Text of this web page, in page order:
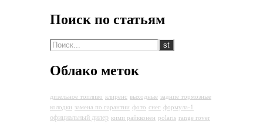
Поиск по статьям
Облако меток
дизельное топливо клиренс выходные задние тормозные
колодки замена по гарантии фото снег формула-1
официальный дилер кими райкконен polaris range rover